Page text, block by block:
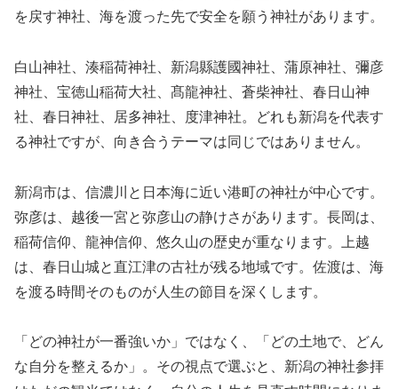
を戻す神社、海を渡った先で安全を願う神社があります。
白山神社、湊稲荷神社、新潟縣護國神社、蒲原神社、彌彦
神社、宝徳山稲荷大社、髙龍神社、蒼柴神社、春日山神
社、春日神社、居多神社、度津神社。どれも新潟を代表す
る神社ですが、向き合うテーマは同じではありません。
新潟市は、信濃川と日本海に近い港町の神社が中心です。
弥彦は、越後一宮と弥彦山の静けさがあります。長岡は、
稲荷信仰、龍神信仰、悠久山の歴史が重なります。上越
は、春日山城と直江津の古社が残る地域です。佐渡は、海
を渡る時間そのものが人生の節目を深くします。
「どの神社が一番強いか」ではなく、「どの土地で、どん
な自分を整えるか」。その視点で選ぶと、新潟の神社参拝